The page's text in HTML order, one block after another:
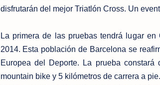
disfrutarán del mejor Triatlón Cross. Un
La primera de las pruebas tendrá lugar
2014. Esta población de Barcelona se
Europea del Deporte. La prueba
mountain bike y 5 kilómetros de carrera a